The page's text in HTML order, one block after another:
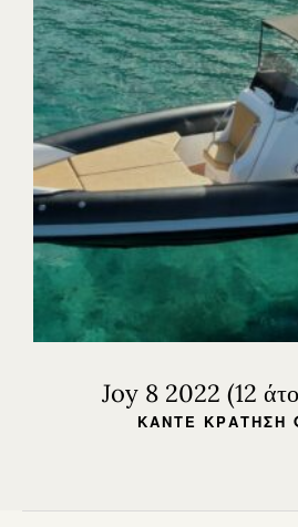
Joy 8 2022 (12
ΚΆΝΤΕ ΚΡΆΤΗΣΗ